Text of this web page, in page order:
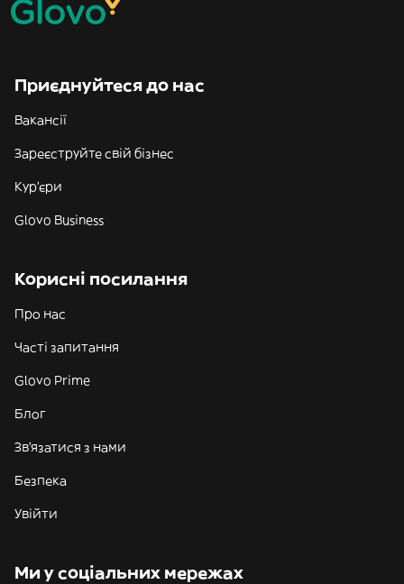
Приєднуйтеся до нас
Вакансії
Зареєструйте свій бізнес
Кур'єри
Glovo Business
Корисні посилання
Про нас
Часті запитання
Glovo Prime
Блог
Зв'язатися з нами
Безпека
Увійти
Ми у соціальних мережах